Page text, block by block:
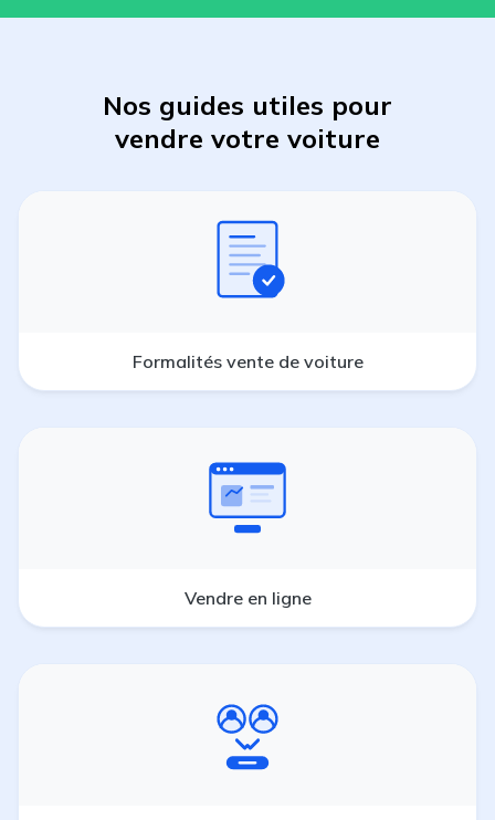
Nos guides utiles pour
vendre votre voiture
Formalités vente de voiture
Vendre en ligne